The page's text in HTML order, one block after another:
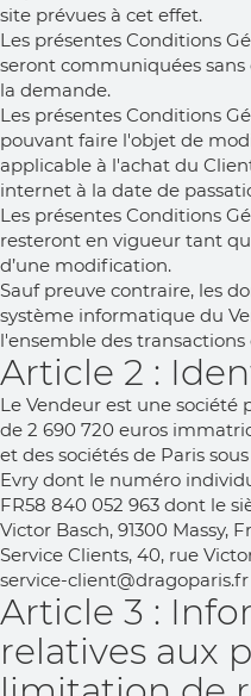
site prévues à cet effet.
Les présentes Conditions
seront communiquées
la demande.
Les présentes Conditions
pouvant faire l'objet de
applicable à l'achat du
internet à la date de
Les présentes Conditions
resteront en vigueur tant
d’une modification.
Sauf preuve contraire, les
système informatique du
l'ensemble des transactions
Article 2 :
Le Vendeur est une
de 2 690 720 euros
et des sociétés de Paris
Evry dont le numéro
FR58 840 052 963 dont le
Victor Basch, 91300 Massy,
Service Clients, 40, rue
service-client@dragoparis.fr
Article 3 :
relatives aux